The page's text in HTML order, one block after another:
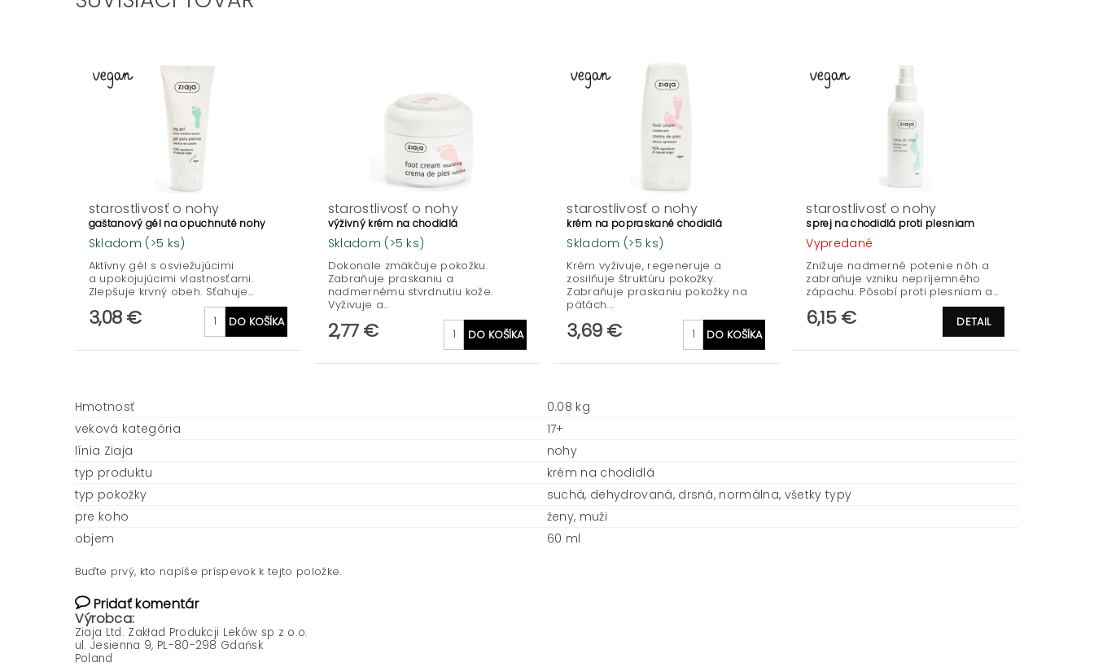
starostlivosť o nohy
gaštanový gél na opuchnuté nohy
Skladom (>5 ks)
Aktívny gél s osviežujúcimi
a upokojujúcimi vlastnosťami.
Zlepšuje krvný obeh. Sťahuje...
3,08 €
starostlivosť o nohy
výživný krém na chodidlá
Skladom (>5 ks)
Dokonale zmäkčuje pokožku.
Zabraňuje praskaniu a
nadmernému stvrdnutiu kože.
Vyživuje a...
2,77 €
starostlivosť o nohy
krém na popraskané chodidlá
Skladom (>5 ks)
Krém vyživuje, regeneruje a
zosilňuje štruktúru pokožky.
Zabraňuje praskaniu pokožky na
pätách....
3,69 €
starostlivosť o nohy
sprej na chodidlá proti plesniam
Vypredané
Znižuje nadmerné potenie nôh a
zabraňuje vzniku nepríjemného
zápachu. Pôsobí proti plesniam a...
6,15 € DETAIL
Hmotnosť
0.08 kg
veková kategória
17+
línia Ziaja
nohy
typ produktu
krém na chodidlá
typ pokožky
suchá, dehydrovaná, drsná, normálna, všetky typy
pre koho
ženy, muži
objem
60 ml
Buďte prvý, kto napíše príspevok k tejto položke.
Pridať komentár
Výrobca:
Ziaja Ltd. Zakład Produkcji Leków sp z o.o.
ul. Jesienna 9, PL-80-298 Gdańsk
Poland